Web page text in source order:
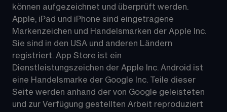
können aufgezeichnet und überprüft werden.
Apple, iPad und iPhone sind eingetragene
Markenzeichen und Handelsmarken der Apple Inc.
Sie sind in den USA und anderen Ländern
registriert. App Store ist ein
Dienstleistungszeichen der Apple Inc. Android ist
eine Handelsmarke der Google Inc. Teile dieser
Seite werden anhand der von Google geleisteten
und zur Verfügung gestellten Arbeit reproduziert